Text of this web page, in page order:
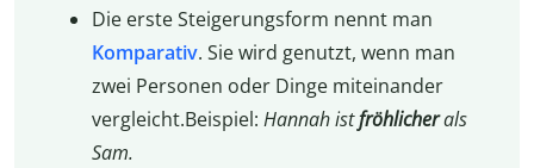
Die erste Steigerungsform nennt man
Komparativ. Sie wird genutzt, wenn man
zwei Personen oder Dinge miteinander
vergleicht.Beispiel: Hannah istfröhlicherals
Sam.